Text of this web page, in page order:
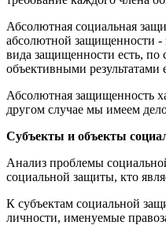
Абсолютная социальная
абсолютной защищенности -
вида защищенности есть, по
объективными результатами
Абсолютная защищенность
другом случае мы имеем
Субъекты и объекты
Анализ проблемы
социальной защиты, кто
К субъектам социальной
личности, именуемые